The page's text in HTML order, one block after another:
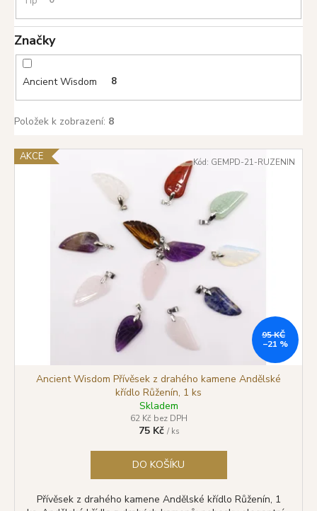
Značky
Ancient Wisdom 8
Položek k zobrazení: 8
V
AKCE
95 KČ
–21 %
Ancient Wisdom Přívěsek z drahého kamene Andělské
křídlo Růženín, 1 ks
Skladem
62 Kč bez DPH
75 Kč / ks
DO KOŠÍKU
Přívěsek z drahého kamene Andělské křídlo Růženín, 1
Kód: GEMPD-21-RUZENIN